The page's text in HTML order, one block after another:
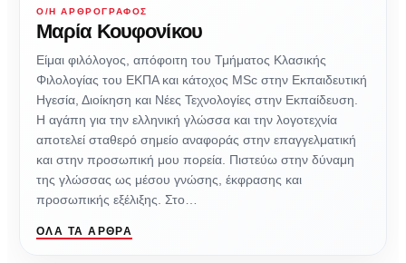
Ο/Η ΑΡΘΡΟΓΡΆΦΟΣ
Μαρία Κουφονίκου
Είμαι φιλόλογος, απόφοιτη του Τμήματος Κλασικής
Φιλολογίας του ΕΚΠΑ και κάτοχος MSc στην Εκπαιδευτική
Ηγεσία, Διοίκηση και Νέες Τεχνολογίες στην Εκπαίδευση.
Η αγάπη για την ελληνική γλώσσα και την λογοτεχνία
αποτελεί σταθερό σημείο αναφοράς στην επαγγελματική
και στην προσωπική μου πορεία. Πιστεύω στην δύναμη
της γλώσσας ως μέσου γνώσης, έκφρασης και
προσωπικής εξέλιξης. Στο…
ΌΛΑ ΤΑ ΆΡΘΡΑ